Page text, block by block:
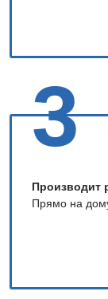
3
Производит
Прямо на